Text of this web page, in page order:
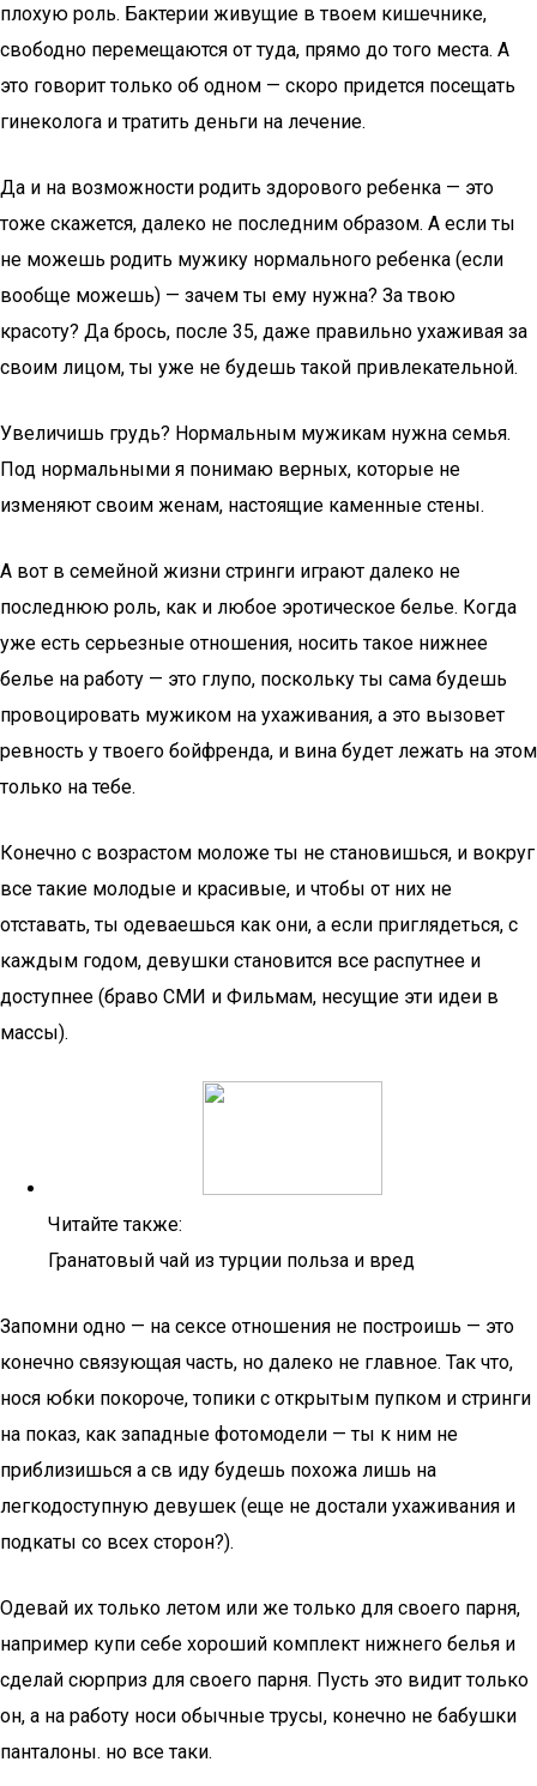
плохую роль. Бактерии живущие в твоем кишечнике,
свободно перемещаются от туда, прямо до того места. А
это говорит только об одном — скоро придется посещать
гинеколога и тратить деньги на лечение.
Да и на возможности родить здорового ребенка — это
тоже скажется, далеко не последним образом. А если ты
не можешь родить мужику нормального ребенка (если
вообще можешь) — зачем ты ему нужна? За твою
красоту? Да брось, после 35, даже правильно ухаживая за
своим лицом, ты уже не будешь такой привлекательной.
Увеличишь грудь? Нормальным мужикам нужна семья.
Под нормальными я понимаю верных, которые не
изменяют своим женам, настоящие каменные стены.
А вот в семейной жизни стринги играют далеко не
последнюю роль, как и любое эротическое белье. Когда
уже есть серьезные отношения, носить такое нижнее
белье на работу — это глупо, поскольку ты сама будешь
провоцировать мужиком на ухаживания, а это вызовет
ревность у твоего бойфренда, и вина будет лежать на этом
только на тебе.
Конечно с возрастом моложе ты не становишься, и вокруг
все такие молодые и красивые, и чтобы от них не
отставать, ты одеваешься как они, а если приглядеться, с
каждым годом, девушки становится все распутнее и
доступнее (браво СМИ и Фильмам, несущие эти идеи в
массы).
Читайте также:
Гранатовый чай из турции польза и вред
Запомни одно — на сексе отношения не построишь — это
конечно связующая часть, но далеко не главное. Так что,
нося юбки покороче, топики с открытым пупком и стринги
на показ, как западные фотомодели — ты к ним не
приблизишься а св иду будешь похожа лишь на
легкодоступную девушек (еще не достали ухаживания и
подкаты со всех сторон?).
Одевай их только летом или же только для своего парня,
например купи себе хороший комплект нижнего белья и
сделай сюрприз для своего парня. Пусть это видит только
он, а на работу носи обычные трусы, конечно не бабушки
панталоны. но все таки.